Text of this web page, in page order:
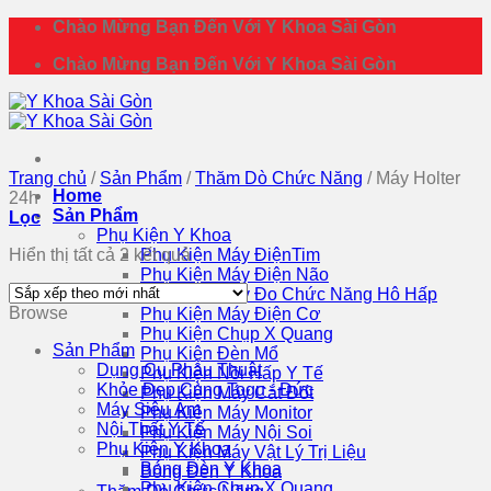
Chào Mừng Bạn Đến Với Y Khoa Sài Gòn
Chào Mừng Bạn Đến Với Y Khoa Sài Gòn
Home
Sản Phẩm
Phụ Kiện Y Khoa
Phụ Kiện Máy ĐiệnTim
Phụ Kiện Máy Điện Não
Phụ Kiện Máy Đo Chức Năng Hô Hấp
Phụ Kiện Máy Điện Cơ
Phụ Kiện Chụp X Quang
Phụ Kiện Đèn Mổ
Phụ Kiện Nồi Hấp Y Tế
Phụ Kiện Máy Cắt Đốt
Phụ Kiện Máy Monitor
Phụ Kiện Máy Nội Soi
Phụ Kiện Máy Vật Lý Trị Liệu
Bóng Đèn Y Khoa
Trang chủ / Sản Phẩm / Thăm Dò Chức Năng /Máy Holter
24h
Lọc
Hiển thị tất cả 2 kết quảĐã
sắp
theo
mới
nhất
Browse
Sản Phẩm
Dụng Cụ Phẫu Thuật
Khỏe Đẹp Cùng Togu - Đức
Máy Siêu Âm
Nội Thất Y Tế
Phụ Kiện Y Khoa
Bóng Đèn Y Khoa